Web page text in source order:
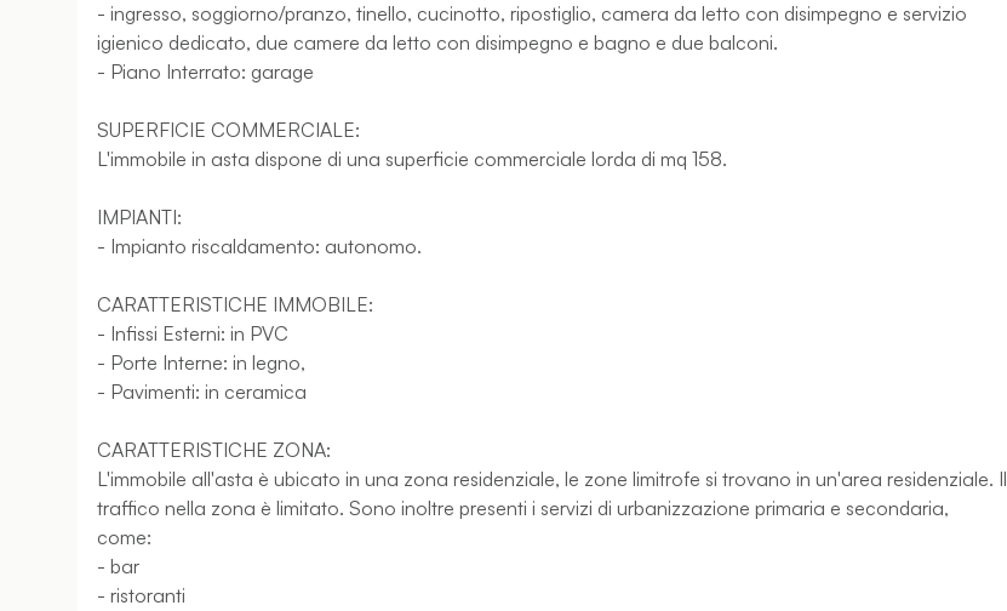
- ingresso, soggiorno/pranzo, tinello, cucinotto, ripostiglio, camera da letto con disimpegno e servizio
igienico dedicato, due camere da letto con disimpegno e bagno e due balconi.
- Piano Interrato: garage
SUPERFICIE COMMERCIALE:
L'immobile in asta dispone di una superficie commerciale lorda di mq 158.
IMPIANTI:
- Impianto riscaldamento: autonomo.
CARATTERISTICHE IMMOBILE:
- Infissi Esterni: in PVC
- Porte Interne: in legno,
- Pavimenti: in ceramica
CARATTERISTICHE ZONA:
L'immobile all'asta è ubicato in una zona residenziale, le zone limitrofe si trovano in un'area residenziale. Il
traffico nella zona è limitato. Sono inoltre presenti i servizi di urbanizzazione primaria e secondaria,
come:
- bar
- ristoranti